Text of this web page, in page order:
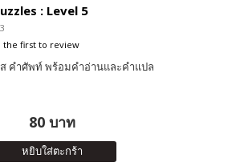
: Level 5
the first to review
คำศัพท์ พร้อมคำอ่านและคำแปล
80 บาท
หยิบใส่ตะกร้า